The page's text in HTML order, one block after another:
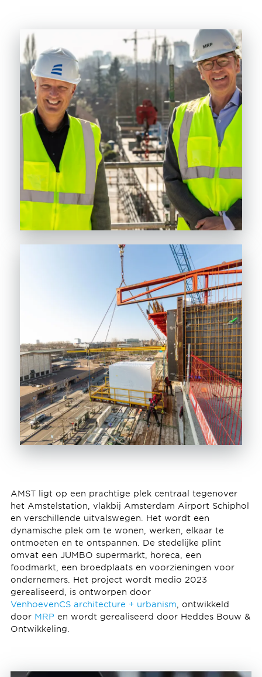
AMST ligt op een prachtige plek centraal tegenover
het Amstelstation, vlakbij Amsterdam Airport Schiphol
en verschillende uitvalswegen. Het wordt een
dynamische plek om te wonen, werken, elkaar te
ontmoeten en te ontspannen. De stedelijke plint
omvat een JUMBO supermarkt, horeca, een
foodmarkt, een broedplaats en voorzieningen voor
ondernemers. Het project wordt medio 2023
gerealiseerd, is ontworpen door
VenhoevenCS architecture + urbanism , ontwikkeld
door MRP en wordt gerealiseerd door Heddes Bouw &
Ontwikkeling.